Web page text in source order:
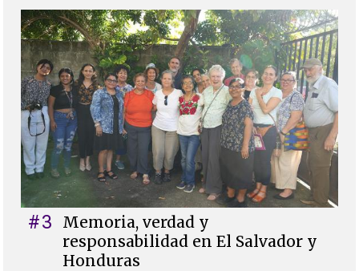
#3
Memoria, verdad y
responsabilidad en El Salvador y
Honduras